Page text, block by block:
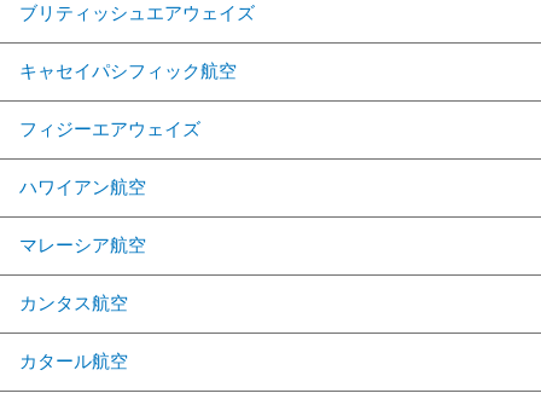
ブリティッシュエアウェイズ
キャセイパシフィック航空
フィジーエアウェイズ
ハワイアン航空
マレーシア航空
カンタス航空
カタール航空